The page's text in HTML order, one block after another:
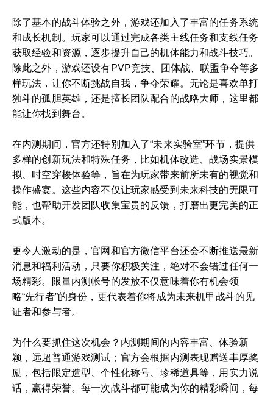
除了基本的战斗体验之外，游戏还加入了丰富的任务系统
和成长机制。玩家可以通过完成各类主线任务和支线任务
获取经验和资源，逐步提升自己的机体能力和战斗技巧。
除此之外，游戏还设有PVP竞技、团体战、联盟争夺等多
样玩法，让你不断挑战自我，争夺荣耀。无论是喜欢单打
独斗的孤胆英雄，还是擅长团队配合的战略大师，这里都
能让你找到舞台。
在内测期间，官方还特别加入了“未来实验室”环节，提供
多样的创新玩法和特殊任务，比如机体改造、战场实景模
拟、时空穿梭体验等，旨在为玩家带来前所未有的视觉和
操作盛宴。这些内容不仅让玩家感受到未来科技的无限可
能，也帮助开发团队收集宝贵的反馈，打磨出更完美的正
式版本。
更令人激动的是，官网和官方微信平台还会不断推送最新
消息和福利活动，只要你积极关注，绝对不会错过任何一
场精彩。限量内测帐号的发放不仅意味着你有机会领
略“先行者”的身份，更代表着你将成为未来机甲战斗的见
证者和参与者。
为什么要抓住这次机会？内测期间的内容丰富、体验新
颖，远超普通游戏测试；官方会根据内测表现赠送丰厚奖
励，包括限定造型、个性化称号、珍稀道具等，用实力说
话，赢得荣誉。每一次战斗都可能成为你的精彩瞬间，每